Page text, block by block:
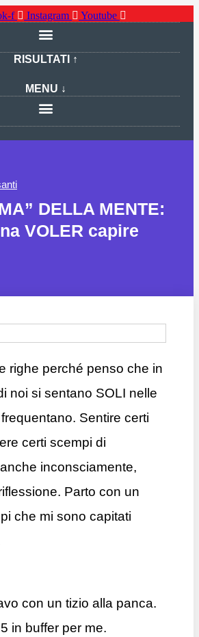
f Instagram Youtube
RISULTATI ↑
MENU ↓
DELLA MENTE:
VOLER capire
righe perché penso che in
noi si sentano SOLI nelle
Sentire certi
certi scempi di
inconsciamente,
Parto con un
che mi sono capitati
con un tizio alla panca.
in buffer per me.